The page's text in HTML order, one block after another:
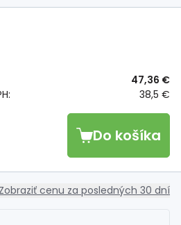
38,5 €
47,36 €
Do košíka
Zobraziť cenu za posledných 30 dní